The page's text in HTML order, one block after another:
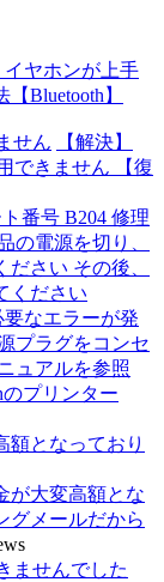
イヤホンが上手
Bluetooth】
【解決】
できません 【復
要なエラーが発
プラグをコンセ
ュアルを参照
プリンター
が大変高額とな
グメールだから
ませんでした